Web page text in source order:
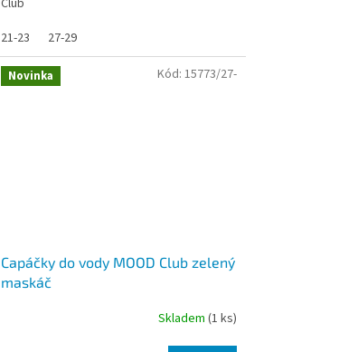
21-23
27-29
Novinka
Capáčky do vody MOOD Club zelený
maskáč
Skladem (1 ks)
Kód: 15773/27-